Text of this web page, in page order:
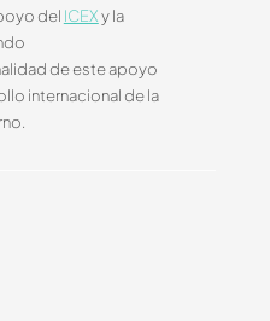
del ICEXy la
de este apoyo
internacional de la